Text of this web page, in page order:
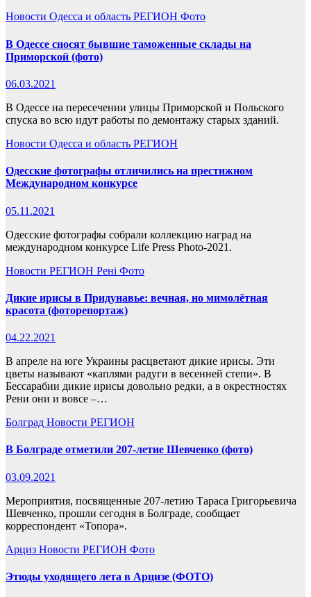
Новости Одесса и область РЕГИОН Фото
В Одессе сносят бывшие таможенные склады на
Приморской (фото)
06.03.2021
В Одессе на пересечении улицы Приморской и Польского
спуска во всю идут работы по демонтажу старых зданий.
Новости Одесса и область РЕГИОН
Одесские фотографы отличились на престижном
Международном конкурсе
05.11.2021
Одесские фотографы собрали коллекцию наград на
международном конкурсе Life Press Photo-2021.
Новости РЕГИОН Рені Фото
Дикие ирисы в Придунавье: вечная, но мимолётная
красота (фоторепортаж)
04.22.2021
В апреле на юге Украины расцветают дикие ирисы. Эти
цветы называют «каплями радуги в весенней степи». В
Бессарабии дикие ирисы довольно редки, а в окрестностях
Рени они и вовсе –…
Болград Новости РЕГИОН
В Болграде отметили 207-летие Шевченко (фото)
03.09.2021
Мероприятия, посвященные 207-летию Тараса Григорьевича
Шевченко, прошли сегодня в Болграде, сообщает
корреспондент «Топора».
Арциз Новости РЕГИОН Фото
Этюды уходящего лета в Арцизе (ФОТО)